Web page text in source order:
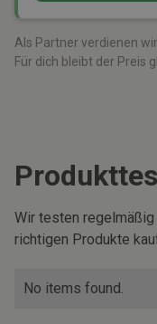
Als Partner verdienen
Für dich bleibt der Preis
Wir testen
richtigen Produkte
No items found.